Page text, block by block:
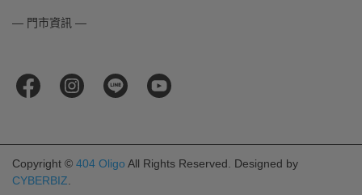
— 門市資訊 —
Copyright © 404 Oligo All Rights Reserved.
Designed by
CYBERBIZ